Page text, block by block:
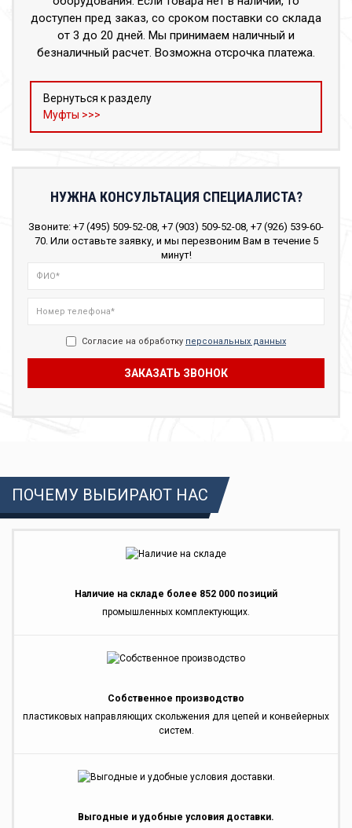
доступен пред заказ, со сроком поставки со склада
от 3 до 20 дней. Мы принимаем наличный и
безналичный расчет. Возможна отсрочка платежа.
Вернуться к разделу
Муфты >>>
НУЖНА КОНСУЛЬТАЦИЯ СПЕЦИАЛИСТА?
Звоните: +7 (495) 509-52-08, +7 (903) 509-52-08, +7 (926) 539-60-
70. Или оставьте заявку, и мы перезвоним Вам в течение 5
минут!
Согласие на обработку персональных данных
ПОЧЕМУ ВЫБИРАЮТ НАС
Наличие на складе более 852 000 позиций
промышленных комплектующих.
Собственное производство
пластиковых направляющих скольжения для цепей и конвейерных
систем.
Выгодные и удобные условия доставки.